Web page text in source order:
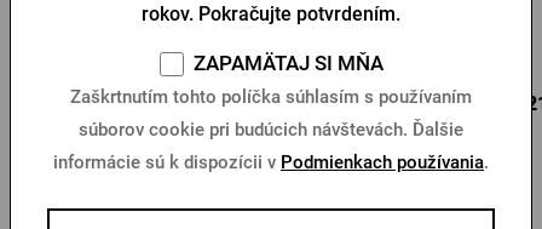
Na sklade > 10 ks
1,18 € Kúpiť
Urquell
Na sklade > 10 ks
1,05 € Kúpiť
rokov. Pokračujte potvrdením.
ZAPAMÄTAJ SI MŇA
Zaškrtnutím tohto políčka súhlasím s používaním
súborov cookie pri budúcich návštevách. Ďalšie
informácie sú k dispozícii v Podmienkach používania.